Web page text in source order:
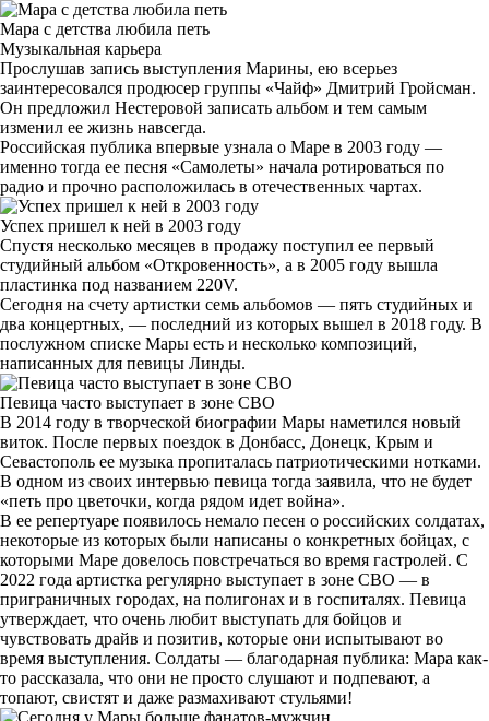
Мара с детства любила петь
Музыкальная карьера
Прослушав запись выступления Марины, ею всерьез
заинтересовался продюсер группы «Чайф» Дмитрий Гройсман.
Он предложил Нестеровой записать альбом и тем самым
изменил ее жизнь навсегда.
Российская публика впервые узнала о Маре в 2003 году —
именно тогда ее песня «Самолеты» начала ротироваться по
радио и прочно расположилась в отечественных чартах.
Успех пришел к ней в 2003 году
Спустя несколько месяцев в продажу поступил ее первый
студийный альбом «Откровенность», а в 2005 году вышла
пластинка под названием 220V.
Сегодня на счету артистки семь альбомов — пять студийных и
два концертных, — последний из которых вышел в 2018 году. В
послужном списке Мары есть и несколько композиций,
написанных для певицы Линды.
Певица часто выступает в зоне СВО
В 2014 году в творческой биографии Мары наметился новый
виток. После первых поездок в Донбасс, Донецк, Крым и
Севастополь ее музыка пропиталась патриотическими нотками.
В одном из своих интервью певица тогда заявила, что не будет
«петь про цветочки, когда рядом идет война».
В ее репертуаре появилось немало песен о российских солдатах,
некоторые из которых были написаны о конкретных бойцах, с
которыми Маре довелось повстречаться во время гастролей. С
2022 года артистка регулярно выступает в зоне СВО — в
приграничных городах, на полигонах и в госпиталях. Певица
утверждает, что очень любит выступать для бойцов и
чувствовать драйв и позитив, которые они испытывают во
время выступления. Солдаты — благодарная публика: Мара как-
то рассказала, что они не просто слушают и подпевают, а
топают, свистят и даже размахивают стульями!